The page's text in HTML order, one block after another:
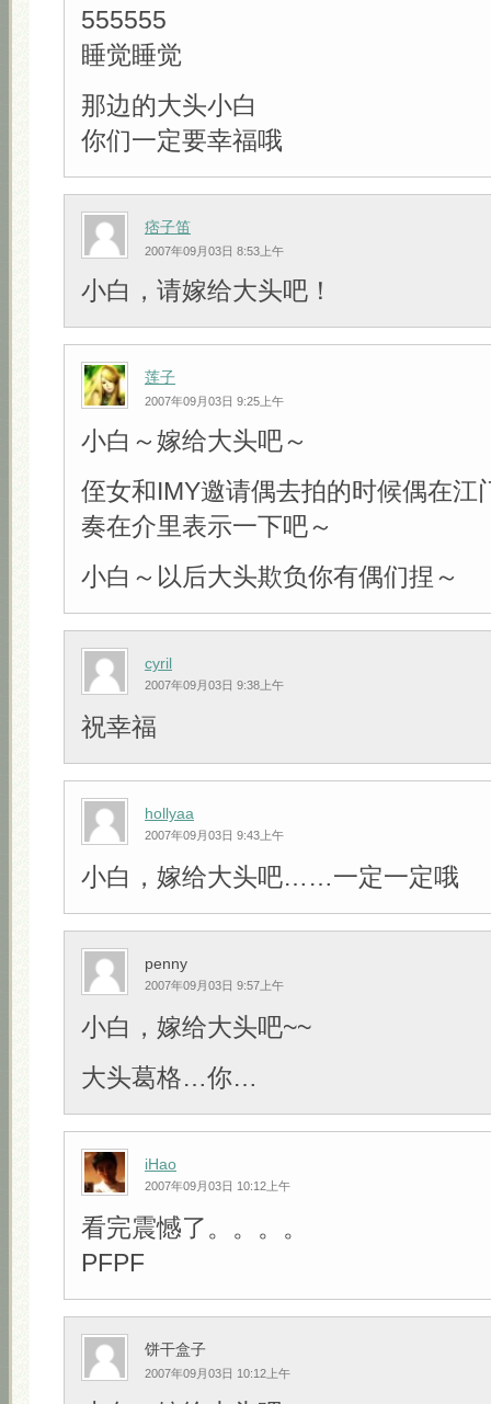
555555
睡觉睡觉
那边的大头小白
你们一定要幸福哦
痞子笛
2007年09月03日 8:53上午
小白，请嫁给大头吧！
莲子
2007年09月03日 9:25上午
小白～嫁给大头吧～
侄女和IMY邀请偶去拍的时候偶在江
奏在介里表示一下吧～
小白～以后大头欺负你有偶们捏～
cyril
2007年09月03日 9:38上午
祝幸福
hollyaa
2007年09月03日 9:43上午
小白，嫁给大头吧……一定一定哦
penny
2007年09月03日 9:57上午
小白，嫁给大头吧~~
大头葛格…你…
iHao
2007年09月03日 10:12上午
看完震憾了。。。。
PFPF
饼干盒子
2007年09月03日 10:12上午